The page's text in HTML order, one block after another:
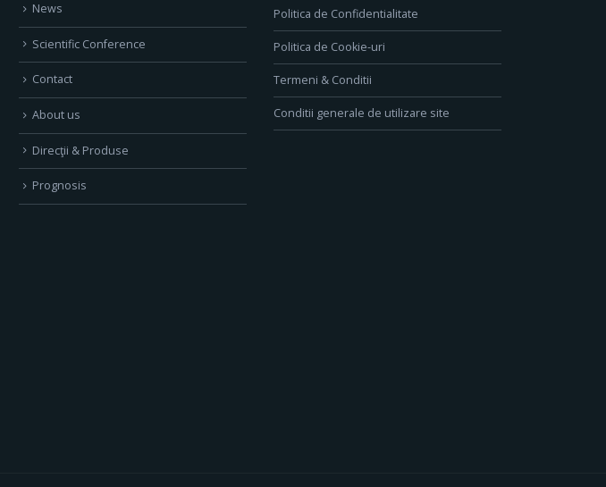
News
Scientific Conference
Contact
About us
Direcţii & Produse
Prognosis
Politica de Confidentialitate
Politica de Cookie-uri
Termeni & Conditii
Conditii generale de utilizare site